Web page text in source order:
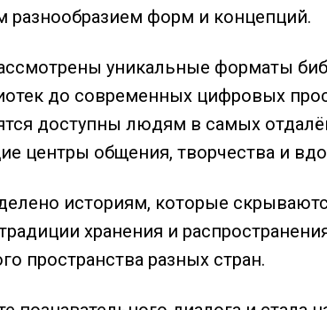
форм и концепций.
уникальные форматы
до современных цифровых
доступны людям в самых
центры общения, творчества и
историям, которые
хранения и
пространства разных стран.